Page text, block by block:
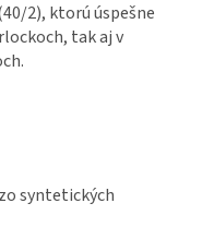
2), ktorú úspešne
tak aj v
syntetických